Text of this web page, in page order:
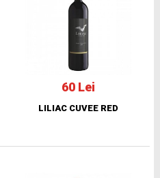
60 Lei
LILIAC CUVEE RED